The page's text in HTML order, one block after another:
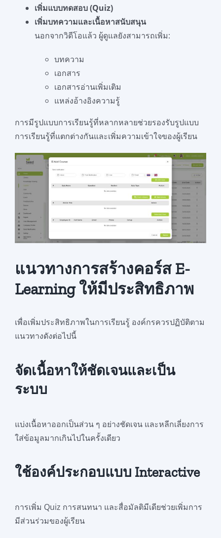
เพิ่มแบบทดสอบ (Quiz)
เพิ่มบทความและเนื้อหาสนับสนุน
นอกจากวิดีโอแล้ว ผู้ดูแลยังสามารถเพิ่ม:
บทความ
เอกสาร
เอกสารอ่านเพิ่มเติม
แหล่งอ้างอิงความรู้
การมีรูปแบบการเรียนรู้ที่หลากหลายช่วยรองรับรูปแบบ
การเรียนรู้ที่แตกต่างกันและเพิ่มความเข้าใจของผู้เรียน
แนวทางการสร้างคอร์ส E-
Learning ให้มีประสิทธิภาพ
เพื่อเพิ่มประสิทธิภาพในการเรียนรู้ องค์กรควรปฏิบัติตาม
แนวทางดังต่อไปนี้
จัดเนื้อหาให้ชัดเจนและเป็น
ระบบ
แบ่งเนื้อหาออกเป็นส่วน ๆ อย่างชัดเจน และหลีกเลี่ยงการ
ใส่ข้อมูลมากเกินไปในครั้งเดียว
ใช้องค์ประกอบแบบ Interactive
การเพิ่ม Quiz การสนทนา และสื่อมัลติมีเดียช่วยเพิ่มการ
มีส่วนร่วมของผู้เรียน